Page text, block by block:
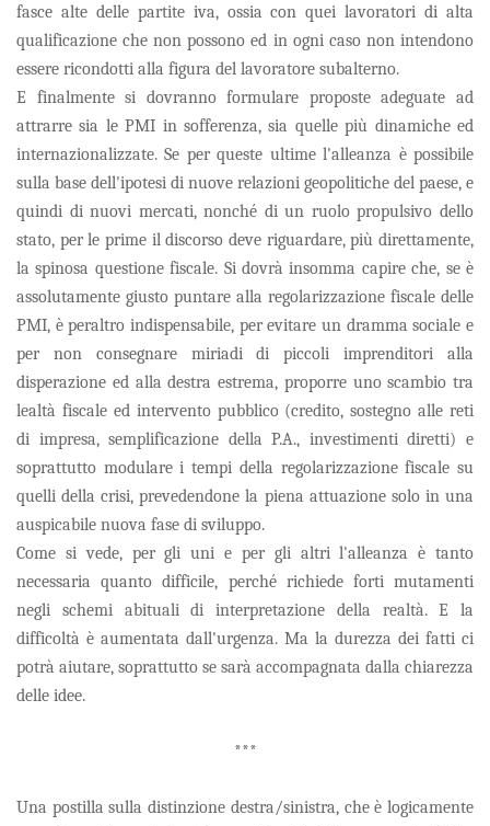
fasce alte delle partite iva, ossia con quei lavoratori di alta
qualificazione che non possono ed in ogni caso non intendono
essere ricondotti alla figura del lavoratore subalterno.
E finalmente si dovranno formulare proposte adeguate ad
attrarre sia le PMI in sofferenza, sia quelle più dinamiche ed
internazionalizzate. Se per queste ultime l'alleanza è possibile
sulla base dell'ipotesi di nuove relazioni geopolitiche del paese, e
quindi di nuovi mercati, nonché di un ruolo propulsivo dello
stato, per le prime il discorso deve riguardare, più direttamente,
la spinosa questione fiscale. Si dovrà insomma capire che, se è
assolutamente giusto puntare alla regolarizzazione fiscale delle
PMI, è peraltro indispensabile, per evitare un dramma sociale e
per non consegnare miriadi di piccoli imprenditori alla
disperazione ed alla destra estrema, proporre uno scambio tra
lealtà fiscale ed intervento pubblico (credito, sostegno alle reti
di impresa, semplificazione della P.A., investimenti diretti) e
soprattutto modulare i tempi della regolarizzazione fiscale su
quelli della crisi, prevedendone la piena attuazione solo in una
auspicabile nuova fase di sviluppo.
Come si vede, per gli uni e per gli altri l'alleanza è tanto
necessaria quanto difficile, perché richiede forti mutamenti
negli schemi abituali di interpretazione della realtà. E la
difficoltà è aumentata dall'urgenza. Ma la durezza dei fatti ci
potrà aiutare, soprattutto se sarà accompagnata dalla chiarezza
delle idee.
***
Una postilla sulla distinzione destra/sinistra, che è logicamente